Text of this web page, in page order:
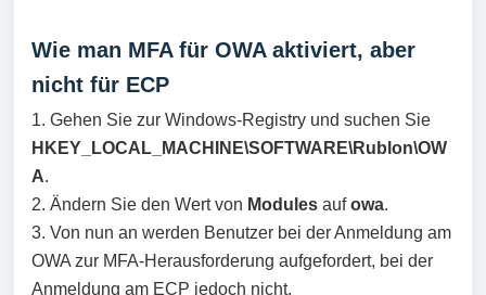
Wie man MFA für OWA aktiviert, aber
nicht für ECP
1. Gehen Sie zur Windows-Registry und suchen Sie
HKEY_LOCAL_MACHINE\SOFTWARE\Rublon\OW
A.
2. Ändern Sie den Wert von Modules aufowa.
3. Von nun an werden Benutzer bei der Anmeldung am
OWA zur MFA-Herausforderung aufgefordert, bei der
Anmeldung am ECP jedoch nicht.